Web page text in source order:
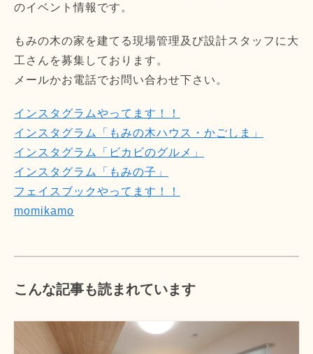
のイベント情報です。
もみの木の家を建てる現場管理及び設計スタッフに大
工さんを募集しております。
メールかお電話でお問い合わせ下さい。
インスタグラムやってます！！
インスタグラム「もみの木ハウス・かごしま」
インスタグラム「ビカビのグルメ」
インスタグラム「もみの子」
フェイスブックやってます！！
momikamo
こんな記事も読まれています